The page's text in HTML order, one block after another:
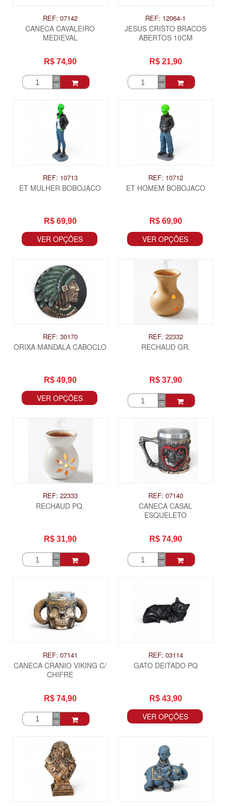
REF: 07142
CANECA CAVALEIRO
MEDIEVAL
R$ 74,90
REF: 12064-1
JESUS CRISTO BRACOS
ABERTOS 10CM
R$ 21,90
REF: 10713
ET MULHER BOBOJACO
R$ 69,90
VER OPÇÕES
REF: 10712
ET HOMEM BOBOJACO
R$ 69,90
VER OPÇÕES
REF: 30170
ORIXA MANDALA CABOCLO
R$ 49,90
VER OPÇÕES
REF: 22332
RECHAUD GR.
R$ 37,90
REF: 22333
RECHAUD PQ.
R$ 31,90
REF: 07140
CANECA CASAL
ESQUELETO
R$ 74,90
REF: 07141
CANECA CRANIO VIKING C/
CHIFRE
R$ 74,90
REF: 03114
GATO DEITADO PQ
R$ 43,90
VER OPÇÕES